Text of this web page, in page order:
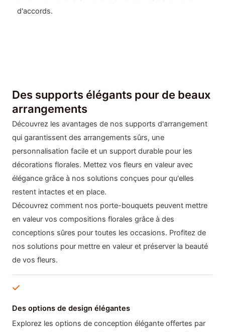
d'accords.
Des supports élégants pour de beaux
arrangements
Découvrez les avantages de nos supports d'arrangement
qui garantissent des arrangements sûrs, une
personnalisation facile et un support durable pour les
décorations florales. Mettez vos fleurs en valeur avec
élégance grâce à nos solutions conçues pour qu'elles
restent intactes et en place.
Découvrez comment nos porte-bouquets peuvent mettre
en valeur vos compositions florales grâce à des
conceptions sûres pour toutes les occasions. Profitez de
nos solutions pour mettre en valeur et préserver la beauté
de vos fleurs.
Des options de design élégantes
Explorez les options de conception élégante offertes par